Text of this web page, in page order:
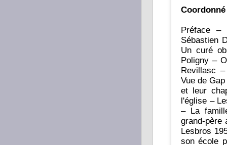
Préface –
Sébastien
Un curé
Poligny –
Revillasc
Vue de
et leur
l'église –
– La
grand-père
Lesbros
son école